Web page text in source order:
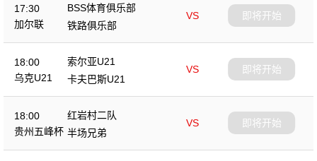
17:30
加尔联
BSS体育俱乐部
VS
铁路俱乐部
即将开始
18:00
乌克U21
索尔亚U21
VS
卡夫巴斯U21
即将开始
18:00
贵州五峰杯
红岩村二队
VS
半场兄弟
即将开始